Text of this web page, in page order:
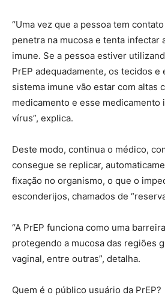
“Uma vez que a pessoa tem
penetra na mucosa e tenta infectar
imune. Se a pessoa estiver
PrEP adequadamente, os tecidos e
sistema imune vão estar com altas
medicamento e esse medicamento
vírus”, explica.
Deste modo, continua o médico,
consegue se replicar,
fixação no organismo, o que o
esconderijos, chamados de
“A PrEP funciona como uma
protegendo a mucosa das regiões
vaginal, entre outras”, detalha.
Quem é o público usuário da PrEP?